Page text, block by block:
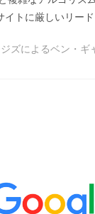
トに厳しいリード
ズによるベン・ギ